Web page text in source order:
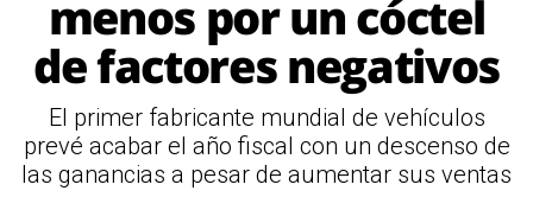
menos por un cóctel
de factores negativos
El primer fabricante mundial de vehículos
prevé acabar el año fiscal con un descenso de
las ganancias a pesar de aumentar sus ventas